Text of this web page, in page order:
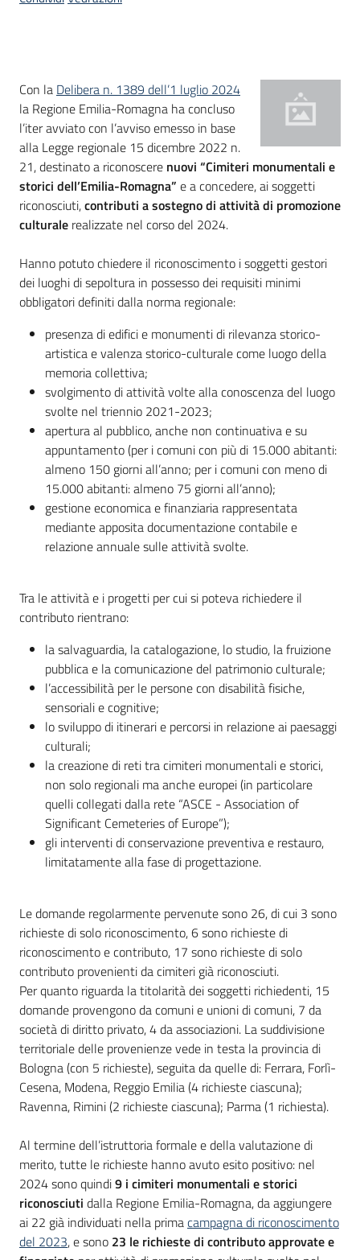
Seguici
su
Introduzione
Con la Delibera n. 1389 dell’1 luglio 2024
la Regione Emilia-Romagna ha concluso
l’iter avviato con l’avviso emesso in base
alla Legge regionale 15 dicembre 2022 n.
21, destinato a riconoscere nuovi “Cimiteri monumentali e
storici dell’Emilia-Romagna” e a concedere, ai soggetti
riconosciuti,contributi a sostegno di attività di promozione
culturale realizzate nel corso del 2024.
Hanno potuto chiedere il riconoscimento i soggetti gestori
dei luoghi di sepoltura in possesso dei requisiti minimi
obbligatori definiti dalla norma regionale:
presenza di edifici e monumenti di rilevanza storico-
artistica e valenza storico-culturale come luogo della
memoria collettiva;
svolgimento di attività volte alla conoscenza del luogo
svolte nel triennio 2021-2023;
apertura al pubblico, anche non continuativa e su
appuntamento (per i comuni con più di 15.000 abitanti:
almeno 150 giorni all’anno; per i comuni con meno di
15.000 abitanti: almeno 75 giorni all’anno);
gestione economica e finanziaria rappresentata
mediante apposita documentazione contabile e
relazione annuale sulle attività svolte.
Tra le attività e i progetti per cui si poteva richiedere il
contributo rientrano:
la salvaguardia, la catalogazione, lo studio, la fruizione
pubblica e la comunicazione del patrimonio culturale;
l’accessibilità per le persone con disabilità fisiche,
sensoriali e cognitive;
lo sviluppo di itinerari e percorsi in relazione ai paesaggi
culturali;
la creazione di reti tra cimiteri monumentali e storici,
non solo regionali ma anche europei (in particolare
quelli collegati dalla rete “ASCE - Association of
Significant Cemeteries of Europe”);
gli interventi di conservazione preventiva e restauro,
limitatamente alla fase di progettazione.
Le domande regolarmente pervenute sono 26, di cui 3 sono
richieste di solo riconoscimento, 6 sono richieste di
riconoscimento e contributo, 17 sono richieste di solo
contributo provenienti da cimiteri già riconosciuti.
Per quanto riguarda la titolarità dei soggetti richiedenti, 15
domande provengono da comuni e unioni di comuni, 7 da
società di diritto privato, 4 da associazioni. La suddivisione
territoriale delle provenienze vede in testa la provincia di
Bologna (con 5 richieste), seguita da quelle di: Ferrara, Forlì-
Cesena, Modena, Reggio Emilia (4 richieste ciascuna);
Ravenna, Rimini (2 richieste ciascuna); Parma (1 richiesta).
Al termine dell’istruttoria formale e della valutazione di
merito, tutte le richieste hanno avuto esito positivo: nel
2024 sono quindi9 i cimiteri monumentali e storici
riconosciuti dalla Regione Emilia-Romagna, da aggiungere
ai 22 già individuati nella primacampagna di riconoscimento
del 2023, e sono 23 le richieste di contributo approvate e